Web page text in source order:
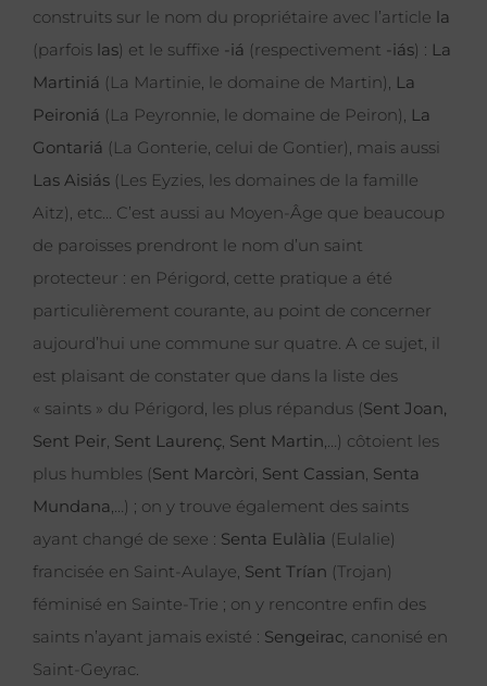
construits sur le nom du propriétaire avec l’article la
(parfois las) et le suffixe -iá (respectivement -iás) : La
Martiniá (La Martinie, le domaine de Martin), La
Peironiá (La Peyronnie, le domaine de Peiron), La
Gontariá (La Gonterie, celui de Gontier), mais aussi
Las Aisiás (Les Eyzies, les domaines de la famille
Aitz), etc… C’est aussi au Moyen-Âge que beaucoup
de paroisses prendront le nom d’un saint
protecteur : en Périgord, cette pratique a été
particulièrement courante, au point de concerner
aujourd’hui une commune sur quatre. A ce sujet, il
est plaisant de constater que dans la liste des
« saints » du Périgord, les plus répandus (Sent Joan,
Sent Peir, Sent Laurenç, Sent Martin,…) côtoient les
plus humbles (Sent Marcòri, Sent Cassian, Senta
Mundana,…) ; on y trouve également des saints
ayant changé de sexe : Senta Eulàlia (Eulalie)
francisée en Saint-Aulaye, Sent Trían (Trojan)
féminisé en Sainte-Trie ; on y rencontre enfin des
saints n’ayant jamais existé : Sengeirac, canonisé en
Saint-Geyrac.